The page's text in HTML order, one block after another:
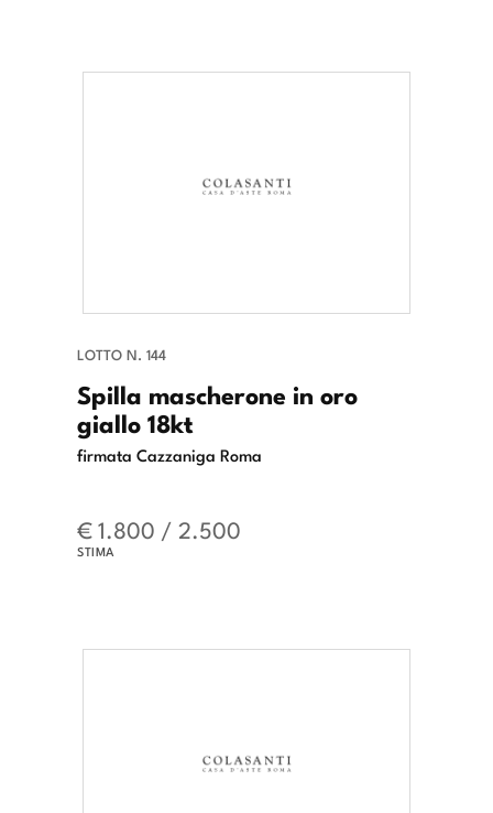
LOTTO N. 144
Spilla mascherone in oro
giallo 18kt
firmata Cazzaniga Roma
€ 1.800 / 2.500
STIMA